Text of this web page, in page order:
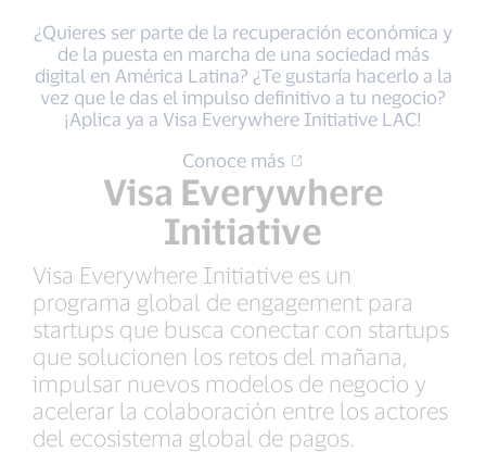
¿Quieres ser parte de la recuperación económica y
de la puesta en marcha de una sociedad más
digital en América Latina? ¿Te gustaría hacerlo a la
vez que le das el impulso definitivo a tu negocio?
¡Aplica ya a Visa Everywhere Initiative LAC!
Conoce más
Visa Everywhere
Initiative
Visa Everywhere Initiative es un
programa global de engagement para
startups que busca conectar con startups
que solucionen los retos del mañana,
impulsar nuevos modelos de negocio y
acelerar la colaboración entre los actores
del ecosistema global de pagos.